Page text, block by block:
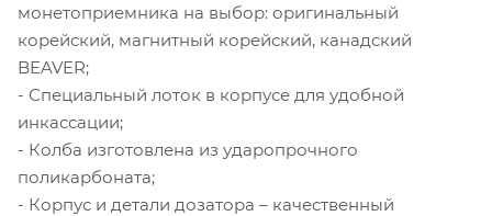
монетоприемника на выбор: оригинальный
корейский, магнитный корейский, канадский
BEAVER;
- Специальный лоток в корпусе для удобной
инкассации;
- Колба изготовлена из ударопрочного
поликарбоната;
- Корпус и детали дозатора – качественный